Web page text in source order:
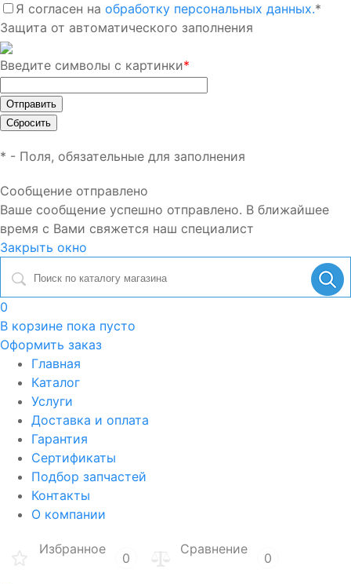
Я согласен на обработку персональных данных.*
Защита от автоматического заполнения
Введите символы с картинки*
* - Поля, обязательные для заполнения
Сообщение отправлено
Ваше сообщение успешно отправлено. В ближайшее
время с Вами свяжется наш специалист
Закрыть окно
0
В корзине пока пусто
Оформить заказ
Главная
Каталог
Услуги
Доставка и оплата
Гарантия
Сертификаты
Подбор запчастей
Контакты
О компании
Избранное
0
Сравнение
0